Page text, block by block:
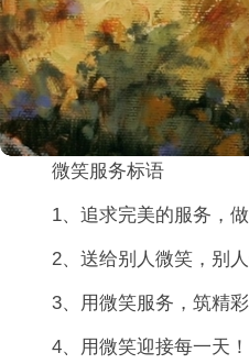
微笑服务标语
1、追求完美的服务，
2、送给别人微笑，别
3、用微笑服务，筑精彩
4、用微笑迎接每一天！